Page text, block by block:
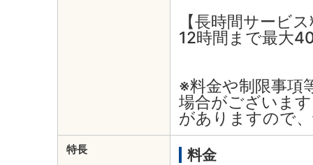
【長時間サービ
12時間まで最大
※料金や制限事項
場合がございま
がありますので
特長 料金